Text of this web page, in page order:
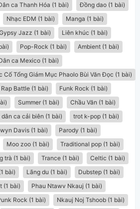
ca Thanh Hóa (1 bài)
Đồng dao (1 bài)
Nhạc EDM (1 bài)
Manga (1 bài)
Jazz (1 bài)
Liên khúc (1 bài)
Pop-Rock (1 bài)
Ambient (1 bài)
ca Mexico (1 bài)
Tổng Giám Mục Phaolo Bùi Văn Đọc (1 bài)
Rap Battle (1 bài)
Funk Rock (1 bài)
Summer (1 bài)
Chầu Văn (1 bài)
dân ca cải biên (1 bài)
trot k-pop (1 bài)
Davis (1 bài)
Parody (1 bài)
Moo zoo (1 bài)
Traditional pop (1 bài)
trà (1 bài) Trance (1 bài)
Celtic (1 bài)
bài)
Lãng du (1 bài)
Dubstep (1 bài)
(1 bài)
Phau Ntawv Nkauj (1 bài)
Rock (1 bài)
Nkauj Noj Tshoob (1 bài)